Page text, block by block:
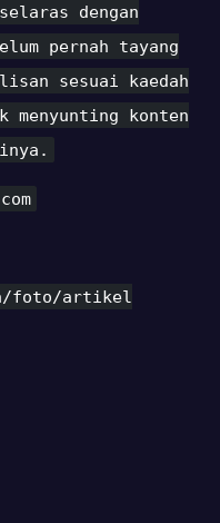
dengan
pernah tayang
sesuai kaedah
konten
foto/artikel